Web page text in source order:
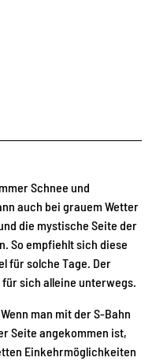
Schnee und
auch bei grauem Wetter
die mystische Seite der
So empfiehlt sich diese
für solche Tage. Der
sich alleine unterwegs.
man mit der S-Bahn
Seite angekommen ist,
Einkehrmöglichkeiten